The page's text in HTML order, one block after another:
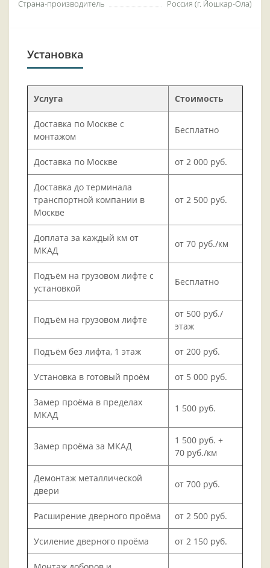
Страна-производитель Россия (г. Йошкар-Ола)
Установка
Услуга Стоимость
Доставка по Москве с
монтажом
Бесплатно
Доставка по Москве от 2 000 руб.
Доставка до терминала
транспортной компании в
Москве
от 2 500 руб.
Доплата за каждый км от
МКАД
от 70 руб./км
Подъём на грузовом лифте с
установкой
Бесплатно
Подъём на грузовом лифте
от 500 руб./
этаж
Подъём без лифта, 1 этаж от 200 руб.
Установка в готовый проём от 5 000 руб.
Замер проёма в пределах
МКАД
1 500 руб.
Замер проёма за МКАД
1 500 руб. +
70 руб./км
Демонтаж металлической
двери
от 700 руб.
Расширение дверного проёма от 2 500 руб.
Усиление дверного проёма от 2 150 руб.